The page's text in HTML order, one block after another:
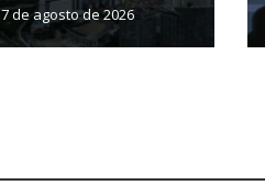
7 de agosto de 2026